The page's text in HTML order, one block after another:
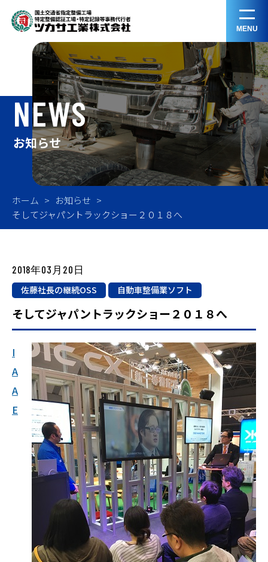
MENU
NEWS
お知らせ
ホーム
お知らせ
そしてジャパントラックショー２０１８へ
2018年03月20日
佐藤社長の継続OSS
自動車整備業ソフト
そしてジャパントラックショー２０１８へ
I
A
A
E